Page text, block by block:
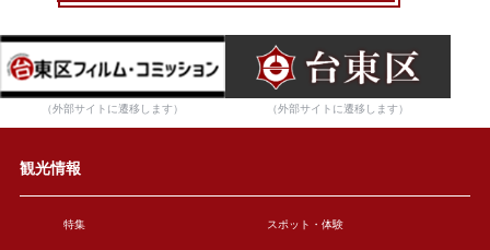
（外部サイトに遷移します） （外部サイトに遷移します）
観光情報
特集 スポット・体験